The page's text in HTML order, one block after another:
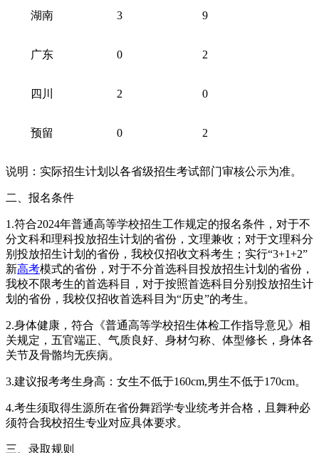
湖南 3 9
广东 0 2
四川 2 0
预留 0 2
说明：实际招生计划以各省级招生考试部门审核公示为准。
二、报名条件
1.符合2024年普通高等学校招生工作规定的报名条件，对于不
分文科和理科投放招生计划的省份，文理兼收；对于文理科分
别投放招生计划的省份，我校仅招收文科考生；实行“3+1+2”
新高考模式的省份，对于不分首选科目投放招生计划的省份，
我校不限考生的首选科目，对于按照首选科目分别投放招生计
划的省份，我校仅招收首选科目为“历史”的考生。
2.身体健康，符合《普通高等学校招生体检工作指导意见》相
关规定，五官端正、气质良好、身材匀称、体型修长，身体各
关节及骨骼均无疾病。
3.建议报考考生身高：女生不低于160cm,男生不低于170cm。
4.考生须取得生源所在省份舞蹈学专业统考并合格，且舞种必
须符合我校招生专业对应具体要求。
三、录取规则